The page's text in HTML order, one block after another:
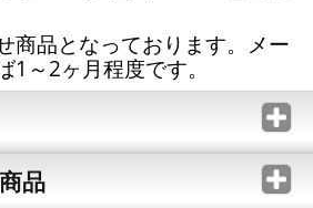
商品となっております。メー
1～2ヶ月程度です。
品